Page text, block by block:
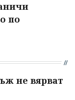
по
не вярват